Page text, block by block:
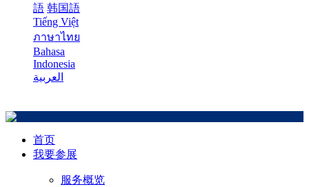
語 韩国語
Tiếng Việt
ภาษาไทย
Bahasa
Indonesia
العربية
首页
我要参展
服务概览